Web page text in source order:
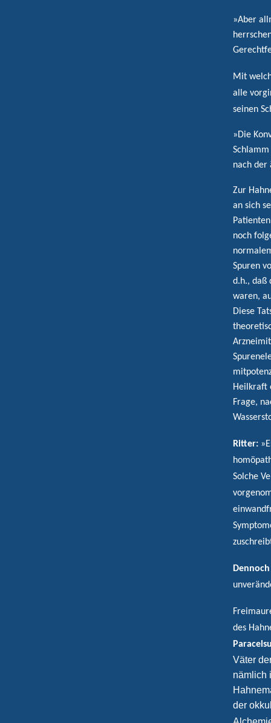
»Aber
Mit
alle
seinen
»Die
nach der
Zur
an sich
noch
Spuren
d.h., daß
waren,
Diese
Heilkraft
Frage,
Ritter:
Solche
des
Väter
nämlich
der